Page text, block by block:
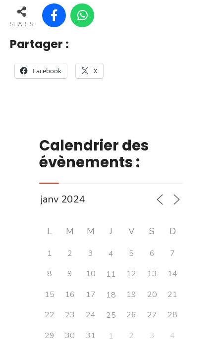
SHARES
Partager :
Facebook X
Calendrier des
évènements :
L M M J V S D
1 2 3 4 5 6
7
8
9 10 11 12 13
14
15
16 17 18 19 20
21
22
23 24 25 26 27
28
29
30 31 1 2 3 4